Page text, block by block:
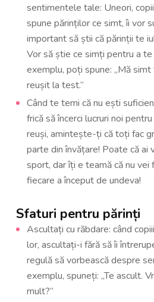
sentimentele tale: Uneori,
spune părinților ce simt, îi vor
important să știi că părinții te
Vor să știe ce simți pentru a
exemplu, poți spune: „Mă
reușit la test.”
Când te temi că nu ești
frică să încerci lucruri noi
reuși, amintește-ți că toți fac
parte din învățare! Poate că ai
sport, dar îți e teamă că nu
fiecare a început de undeva!
Sfaturi pentru părinți
Ascultați cu răbdare: când
lor, ascultați-i fără să îi
regulă să vorbească despre
exemplu, spuneți: „Te ascult.
mult?”